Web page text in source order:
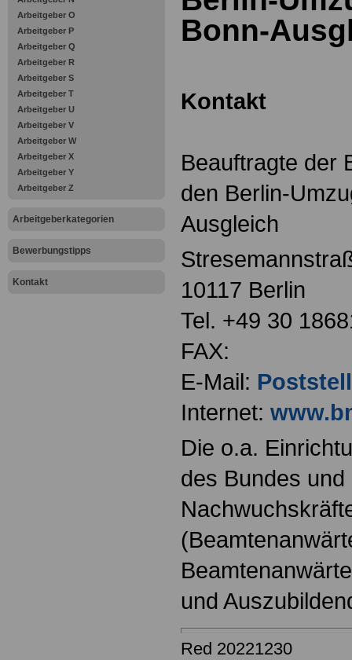
Arbeitgeber O
Arbeitgeber P
Arbeitgeber Q
Arbeitgeber R
Arbeitgeber S
Arbeitgeber T
Arbeitgeber U
Arbeitgeber V
Arbeitgeber W
Arbeitgeber X
Arbeitgeber Y
Arbeitgeber Z
Arbeitgeberkategorien
Bewerbungstipps
Kontakt
Bonn-
Kontakt
Beauftragte der
den Berlin-
Ausgleich
10117 Berlin
Tel. +49 30
FAX:
E-Mail:
Internet:
Die o.a.
des Bundes und
und
Red 20221230